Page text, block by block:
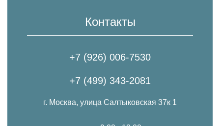
Контакты
+7 (926) 006-7530
+7 (499) 343-2081
г. Москва, улица Салтыковская 37к 1